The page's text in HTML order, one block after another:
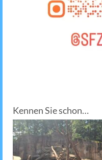
Kennen Sie schon…